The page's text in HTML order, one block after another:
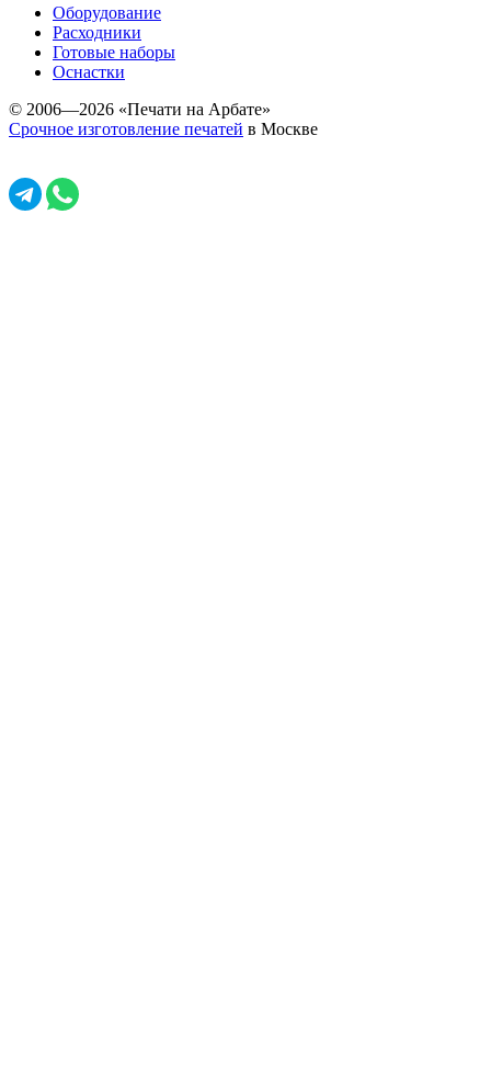
Оборудование
Расходники
Готовые наборы
Оснастки
© 2006—2026 «Печати на Арбате»
Срочное изготовление печатей в Москве